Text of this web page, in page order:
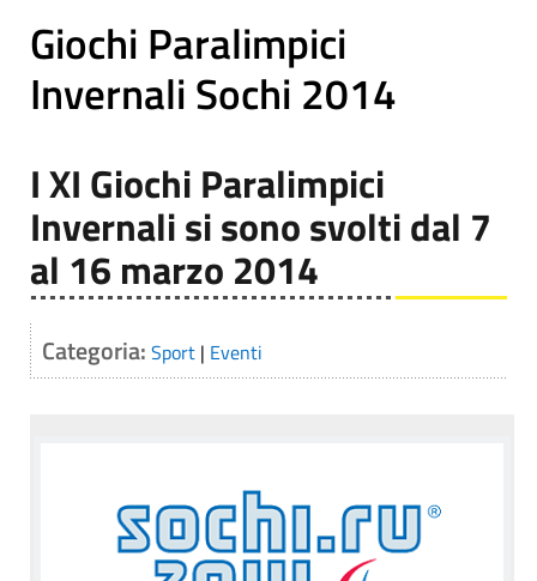
Giochi Paralimpici
Invernali Sochi 2014
I XI Giochi Paralimpici
Invernali si sono svolti dal 7
al 16 marzo 2014
Categoria: Sport | Eventi